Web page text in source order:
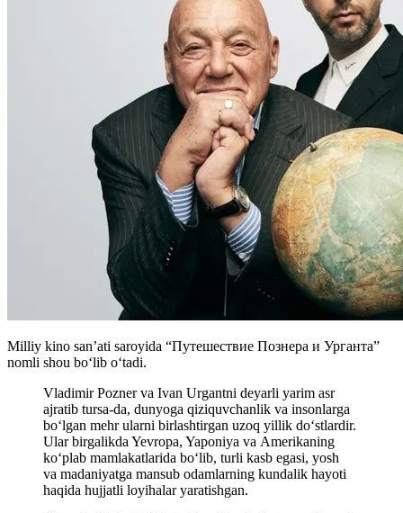
Milliy kino san’ati saroyida “Путешествие Познера и Урганта”
nomli shou bo‘lib o‘tadi.
Vladimir Pozner va Ivan Urgantni deyarli yarim asr
ajratib tursa-da, dunyoga qiziquvchanlik va insonlarga
bo‘lgan mehr ularni birlashtirgan uzoq yillik do‘stlardir.
Ular birgalikda Yevropa, Yaponiya va Amerikaning
ko‘plab mamlakatlarida bo‘lib, turli kasb egasi, yosh
va madaniyatga mansub odamlarning kundalik hayoti
haqida hujjatli loyihalar yaratishgan.